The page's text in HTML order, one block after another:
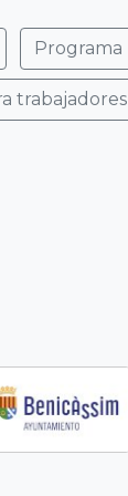
Programa
trabajadores